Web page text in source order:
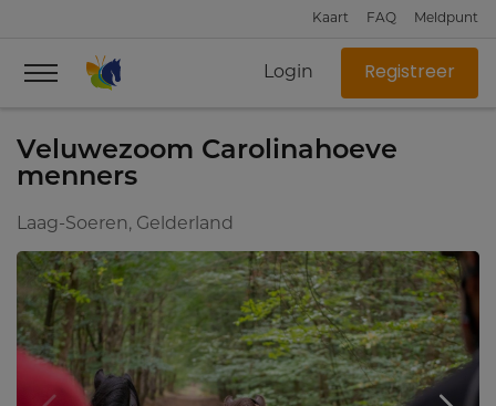
Kaart FAQ Meldpunt
Login Registreer
Veluwezoom Carolinahoeve
menners
Laag-Soeren, Gelderland